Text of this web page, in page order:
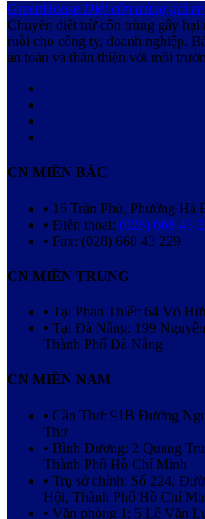
GreenHouse Diệt côn trùng giá rẻ
Chuyên diệt trừ côn trùng gây
ruồi cho công ty, doanh nghiệp.
an toàn và thân thiện với môi
CN MIỀN BẮC
• 16 Trần Phú, Phường Hà
• Điện thoại: (028) 668 43
• Fax: (028) 668 43 229
CN MIỀN TRUNG
• Tại Phan Thiết: 64 Võ
• Tại Đà Nẵng: 199
Thành Phố Đà Nẵng
CN MIỀN NAM
• Cần Thơ: 91B Đường
Thơ
• Bình Dương: 2 Quang
Thành Phố Hồ Chí Minh
• Trụ sở chính: Số 224,
Hội, Thành Phố Hồ Chí
• Văn phòng 1: 5 Lê Văn